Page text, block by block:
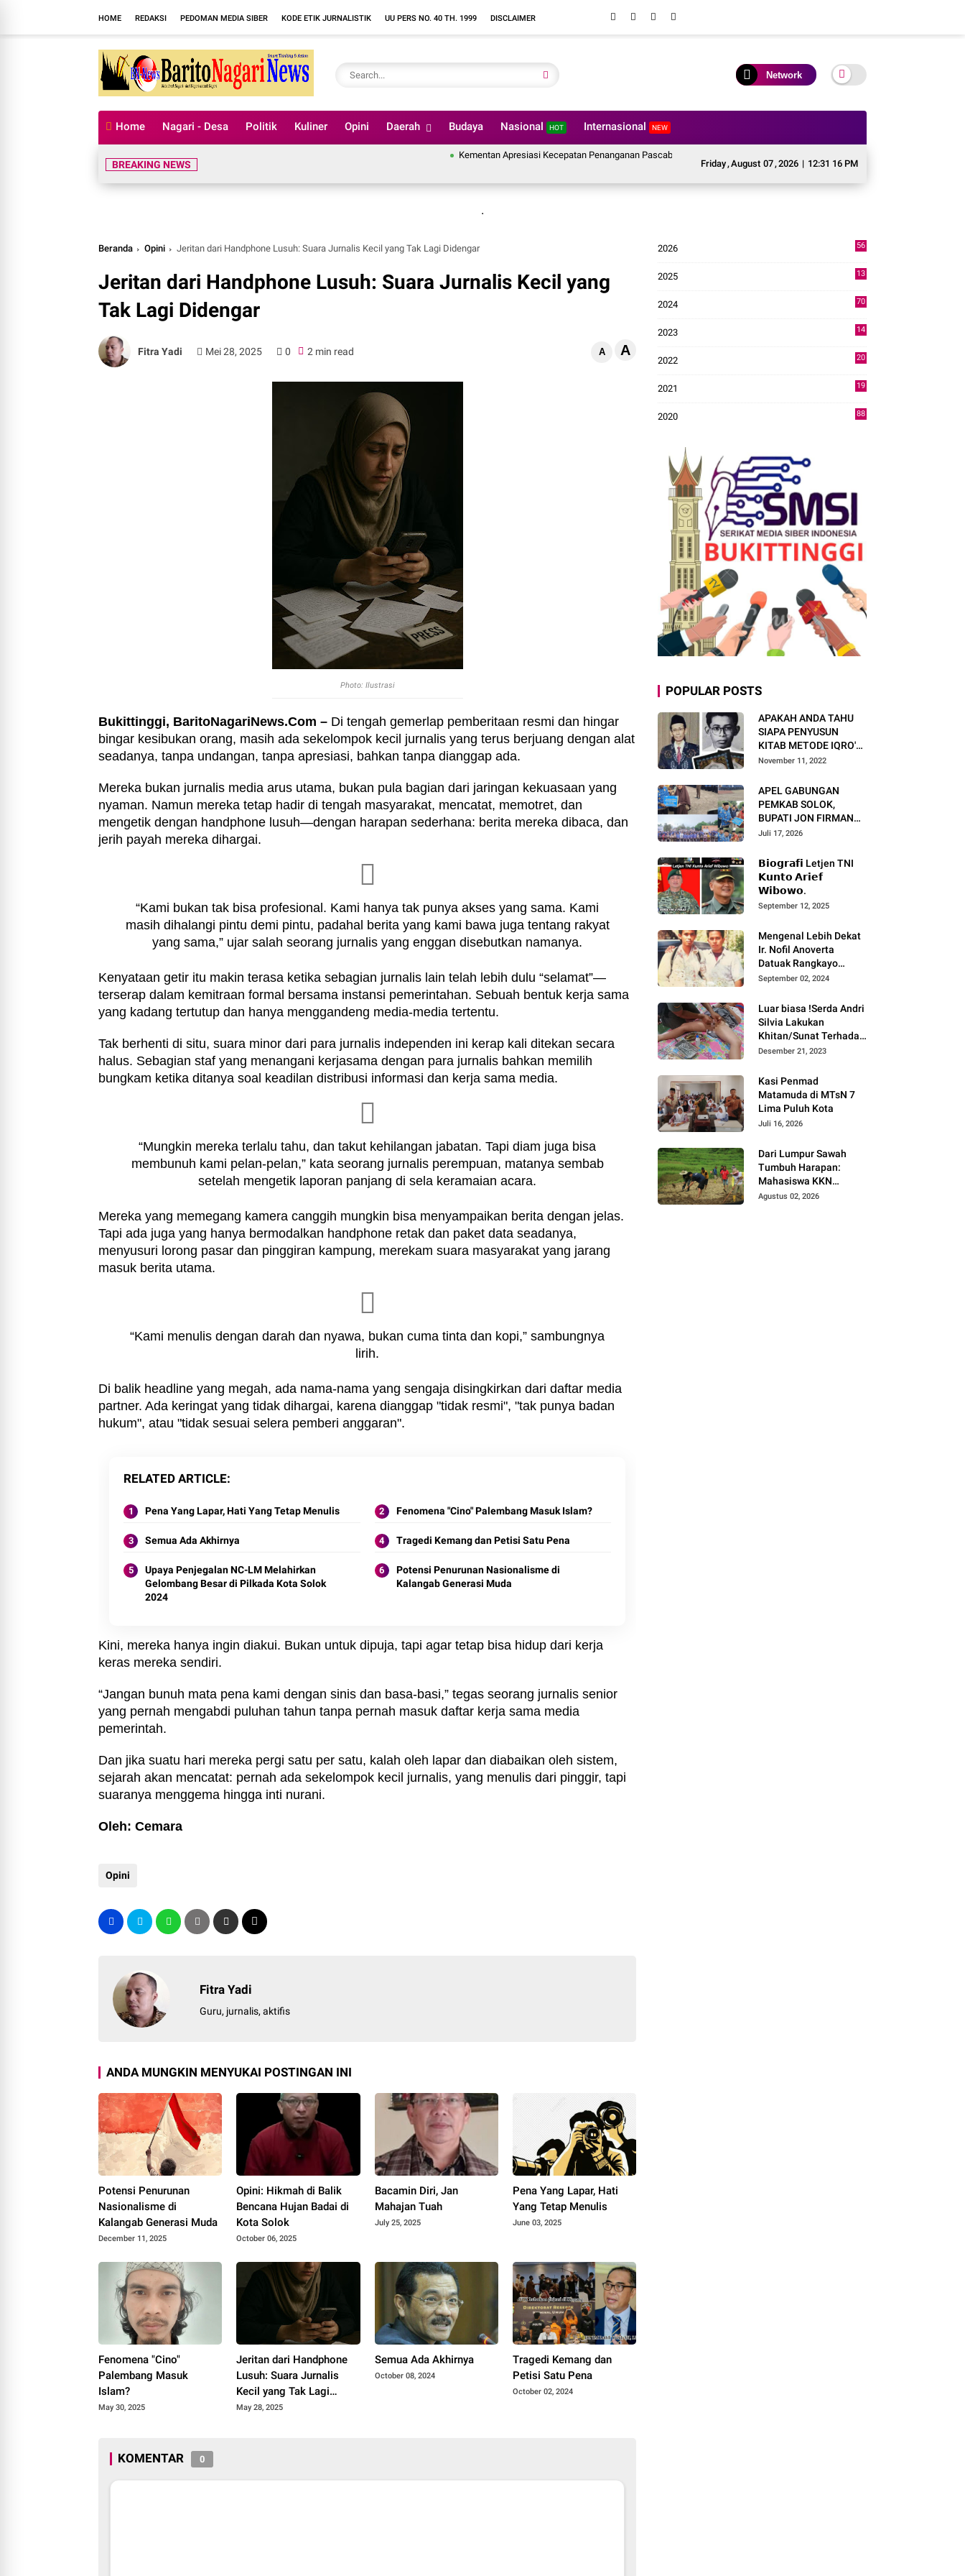
HOME REDAKSI PEDOMAN MEDIA SIBER KODE ETIK JURNALISTIK UU PERS NO. 40 TH. 1999 DISCLAIMER
Network
Home Nagari - Desa Politik Kuliner Opini Daerah Budaya Nasional HOT Internasional NEW
Friday,August 07,2026 | 12:31 17 PM
BREAKING NEWS
Kementan Apresiasi Kecepatan Penanganan Pascabencana Sektor Pertanian Kabupaten Solok, Alokasi Bantuan Irigasi Naik dari 13
.
Beranda Opini Jeritan dari Handphone Lusuh: Suara Jurnalis Kecil yang Tak Lagi Didengar
Jeritan dari Handphone Lusuh: Suara Jurnalis Kecil yang
Tak Lagi Didengar
Fitra Yadi Mei 28, 2025 0 2 min read A A
Photo: Ilustrasi
Bukittinggi, BaritoNagariNews.Com – Di tengah gemerlap pemberitaan resmi dan hingar
bingar kesibukan orang, masih ada sekelompok kecil jurnalis yang terus berjuang dengan alat
seadanya, tanpa undangan, tanpa apresiasi, bahkan tanpa dianggap ada.
Mereka bukan jurnalis media arus utama, bukan pula bagian dari jaringan kekuasaan yang
nyaman. Namun mereka tetap hadir di tengah masyarakat, mencatat, memotret, dan
mengetik dengan handphone lusuh—dengan harapan sederhana: berita mereka dibaca, dan
jerih payah mereka dihargai.
“Kami bukan tak bisa profesional. Kami hanya tak punya akses yang sama. Kami
masih dihalangi pintu demi pintu, padahal berita yang kami bawa juga tentang rakyat
yang sama,” ujar salah seorang jurnalis yang enggan disebutkan namanya.
Kenyataan getir itu makin terasa ketika sebagian jurnalis lain telah lebih dulu “selamat”—
terserap dalam kemitraan formal bersama instansi pemerintahan. Sebuah bentuk kerja sama
yang kadang tertutup dan hanya menggandeng media-media tertentu.
Tak berhenti di situ, suara minor dari para jurnalis independen ini kerap kali ditekan secara
halus. Sebagian staf yang menangani kerjasama dengan para jurnalis bahkan memilih
bungkam ketika ditanya soal keadilan distribusi informasi dan kerja sama media.
“Mungkin mereka terlalu tahu, dan takut kehilangan jabatan. Tapi diam juga bisa
membunuh kami pelan-pelan,” kata seorang jurnalis perempuan, matanya sembab
setelah mengetik laporan panjang di sela keramaian acara.
Mereka yang memegang kamera canggih mungkin bisa menyampaikan berita dengan jelas.
Tapi ada juga yang hanya bermodalkan handphone retak dan paket data seadanya,
menyusuri lorong pasar dan pinggiran kampung, merekam suara masyarakat yang jarang
masuk berita utama.
“Kami menulis dengan darah dan nyawa, bukan cuma tinta dan kopi,” sambungnya
lirih.
Di balik headline yang megah, ada nama-nama yang sengaja disingkirkan dari daftar media
partner. Ada keringat yang tidak dihargai, karena dianggap "tidak resmi", "tak punya badan
hukum", atau "tidak sesuai selera pemberi anggaran".
RELATED ARTICLE
Pena Yang Lapar, Hati Yang Tetap Menulis Fenomena "Cino" Palembang Masuk Islam?
Semua Ada Akhirnya Tragedi Kemang dan Petisi Satu Pena
Upaya Penjegalan NC-LM Melahirkan
Gelombang Besar di Pilkada Kota Solok
2024
Potensi Penurunan Nasionalisme di
Kalangab Generasi Muda
Kini, mereka hanya ingin diakui. Bukan untuk dipuja, tapi agar tetap bisa hidup dari kerja
keras mereka sendiri.
“Jangan bunuh mata pena kami dengan sinis dan basa-basi,” tegas seorang jurnalis senior
yang pernah mengabdi puluhan tahun tanpa pernah masuk daftar kerja sama media
pemerintah.
Dan jika suatu hari mereka pergi satu per satu, kalah oleh lapar dan diabaikan oleh sistem,
sejarah akan mencatat: pernah ada sekelompok kecil jurnalis, yang menulis dari pinggir, tapi
suaranya menggema hingga inti nurani.
Oleh: Cemara
Opini
Fitra Yadi
Guru, jurnalis, aktifis
ANDA MUNGKIN MENYUKAI POSTINGAN INI
Potensi Penurunan
Nasionalisme di
Kalangab Generasi Muda
December 11, 2025
Opini: Hikmah di Balik
Bencana Hujan Badai di
Kota Solok
October 06, 2025
Bacamin Diri, Jan
Mahajan Tuah
July 25, 2025
Pena Yang Lapar, Hati
Yang Tetap Menulis
June 03, 2025
Fenomena "Cino"
Palembang Masuk
Islam?
May 30, 2025
Jeritan dari Handphone
Lusuh: Suara Jurnalis
Kecil yang Tak Lagi
Didengar
May 28, 2025
Semua Ada Akhirnya
October 08, 2024
Tragedi Kemang dan
Petisi Satu Pena
October 02, 2024
KOMENTAR 0
2026
56
2025
13
2024
70
2023
14
2022
20
2021
19
2020
88
POPULAR POSTS
APAKAH ANDA TAHU
SIAPA PENYUSUN
KITAB METODE IQRO'?
INI BIOGRAFI KH. AS'AD
November 11, 2022
APEL GABUNGAN
PEMKAB SOLOK,
BUPATI JON FIRMAN
PANDU TEKANKAN ASN
DAN PELAYANAN
MASYARAKAT.
Juli 17, 2026
𝗕𝗶𝗼𝗴𝗿𝗮𝗳𝗶 Letjen TNI
𝗞𝘂𝗻𝘁𝗼 𝗔𝗿𝗶𝗲𝗳
𝗪𝗶𝗯𝗼𝘄𝗼.
September 12, 2025
Mengenal Lebih Dekat
Ir. Nofil Anoverta
Datuak Rangkayo
Batuah Cawako
September 02, 2024
Luar biasa !Serda Andri
Silvia Lakukan
Khitan/Sunat Terhadap
Anak Warga Binaannya
Desember 21, 2023
Kasi Penmad
Matamuda di MTsN 7
Lima Puluh Kota
Juli 16, 2026
Dari Lumpur Sawah
Tumbuh Harapan:
Mahasiswa KKN
Universitas Andalas
Agustus 02, 2026